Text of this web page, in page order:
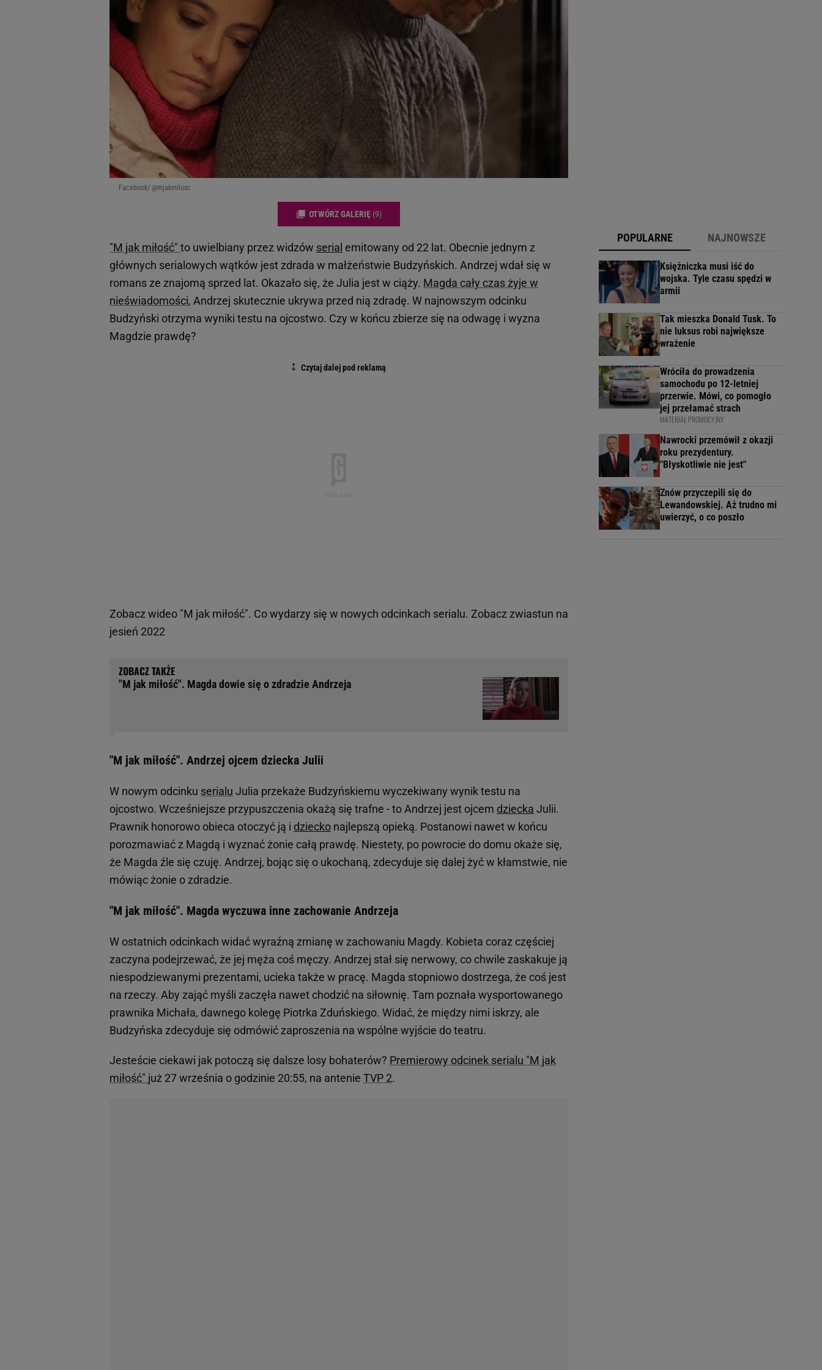
Facebook/ @mjakmilosc
OTWÓRZ GALERIĘ (9)
"M jak miłość" to uwielbiany przez widzów serial emitowany od 22 lat. Obecnie jednym z
głównych serialowych wątków jest zdrada w małżeństwie Budzyńskich. Andrzej wdał się w
romans ze znajomą sprzed lat. Okazało się, że Julia jest w ciąży. Magda cały czas żyje w
nieświadomości, Andrzej skutecznie ukrywa przed nią zdradę. W najnowszym odcinku
Budzyński otrzyma wyniki testu na ojcostwo. Czy w końcu zbierze się na odwagę i wyzna
Magdzie prawdę?
Zobacz wideo "M jak miłość". Co wydarzy się w nowych odcinkach serialu. Zobacz zwiastun na
jesień 2022
"M jak miłość". Magda dowie się o zdradzie Andrzeja
"M jak miłość". Andrzej ojcem dziecka Julii
W nowym odcinku serialu Julia przekaże Budzyńskiemu wyczekiwany wynik testu na
ojcostwo. Wcześniejsze przypuszczenia okażą się trafne - to Andrzej jest ojcem dziecka Julii.
Prawnik honorowo obieca otoczyć ją i dziecko najlepszą opieką. Postanowi nawet w końcu
porozmawiać z Magdą i wyznać żonie całą prawdę. Niestety, po powrocie do domu okaże się,
że Magda źle się czuję. Andrzej, bojąc się o ukochaną, zdecyduje się dalej żyć w kłamstwie, nie
mówiąc żonie o zdradzie.
"M jak miłość". Magda wyczuwa inne zachowanie Andrzeja
W ostatnich odcinkach widać wyraźną zmianę w zachowaniu Magdy. Kobieta coraz częściej
zaczyna podejrzewać, że jej męża coś męczy. Andrzej stał się nerwowy, co chwile zaskakuje ją
niespodziewanymi prezentami, ucieka także w pracę. Magda stopniowo dostrzega, że coś jest
na rzeczy. Aby zająć myśli zaczęła nawet chodzić na siłownię. Tam poznała wysportowanego
prawnika Michała, dawnego kolegę Piotrka Zduńskiego. Widać, że między nimi iskrzy, ale
Budzyńska zdecyduje się odmówić zaproszenia na wspólne wyjście do teatru.
Jesteście ciekawi jak potoczą się dalsze losy bohaterów? Premierowy odcinek serialu "M jak
miłość" już 27 września o godzinie 20:55, na antenie TVP 2.
POPULARNE NAJNOWSZE
Księżniczka musi iść do
wojska. Tyle czasu spędzi w
armii
Tak mieszka Donald Tusk. To
nie luksus robi największe
wrażenie
Wróciła do prowadzenia
samochodu po 12-letniej
przerwie. Mówi, co pomogło
jej przełamać strach
MATERIAŁ PROMOCYJNY
Nawrocki przemówił z okazji
roku prezydentury.
"Błyskotliwie nie jest"
Znów przyczepili się do
Lewandowskiej. Aż trudno mi
uwierzyć, o co poszło